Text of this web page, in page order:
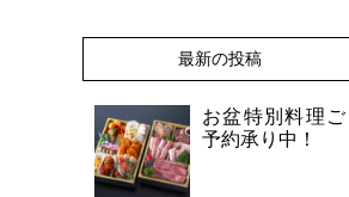
最新の投稿
お盆特別料理ご
予約承り中！